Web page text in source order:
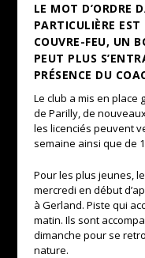
LE MOT D’ORDRE
PARTICULIÈRE
COUVRE-FEU, UN
PEUT PLUS S’
PRÉSENCE DU
Le club a mis en place
de Parilly, de
les licenciés peuvent
semaine ainsi que de
Pour les plus jeunes,
mercredi en début
à Gerland. Piste qui
matin. Ils sont
dimanche pour se
nature.